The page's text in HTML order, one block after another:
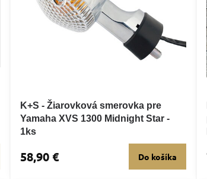
K+S - Žiarovková smerovka pre
Yamaha XVS 1300 Midnight Star -
1ks
58,90 € Do košíka